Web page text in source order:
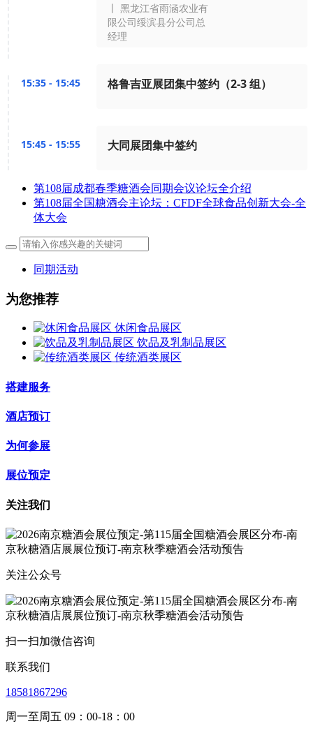
丨 黑龙江省雨涵农业有
限公司绥滨县分公司总
经理
15:35 - 15:45 格鲁吉亚展团集中签约（2-3 组）
15:45 - 15:55 大同展团集中签约
第108届成都春季糖酒会同期会议论坛全介绍
第108届全国糖酒会主论坛：CFDF全球食品创新大会-全
体大会
同期活动
为您推荐
休闲食品展区
饮品及乳制品展区
传统酒类展区
搭建服务
酒店预订
为何参展
展位预定
关注我们
关注公众号
扫一扫加微信咨询
联系我们
18581867296
周一至周五 09：00-18：00